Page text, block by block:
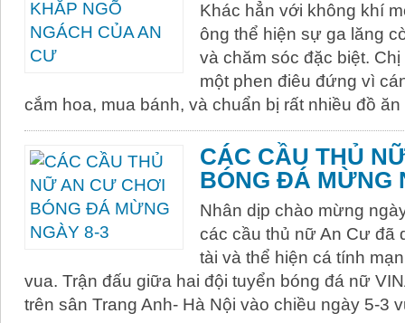
Khác hẳn với không khí
ông thể hiện sự ga lăng
và chăm sóc đặc biệt.
một phen điêu đứng vì
cắm hoa, mua bánh, và chuẩn bị rất nhiều đồ ăn
CÁC CẦU THỦ
BÓNG ĐÁ MỪNG
​Nhân dịp chào mừng
các cầu thủ nữ An Cư đã
tài và thể hiện cá tính
vua. Trận đấu giữa hai đội tuyển bóng đá nữ
trên sân Trang Anh- Hà Nội vào chiều ngày 5-3